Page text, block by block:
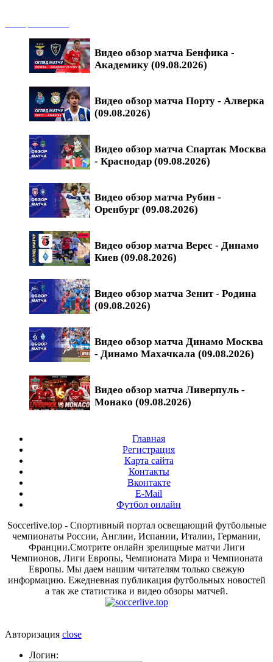
Видео обзор матча Бенфика -
Академику (09.08.2026)
Видео обзор матча Порту - Алверка
(09.08.2026)
Видео обзор матча Спартак Москва
- Краснодар (09.08.2026)
Видео обзор матча Рубин -
Оренбург (09.08.2026)
Видео обзор матча Верес - Динамо
Киев (09.08.2026)
Видео обзор матча Зенит - Родина
(09.08.2026)
Видео обзор матча Динамо Москва
- Динамо Махачкала (09.08.2026)
Видео обзор матча Ливерпуль -
Монако (09.08.2026)
Главная
Регистрация
Карта сайта
Контакты
Вконтакте
E-Mail
Футбол онлайн
Soccerlive.top - Спортивный портал освещающий футбольные
чемпионаты России, Англии, Испании, Италии, Германии,
Франции.Смотрите онлайн зрелищные матчи Лиги
Чемпионов, Лиги Европы, Чемпионата Мира и Чемпионата
Европы. Мы даем нашим читателям только свежую
информацию. Ежедневная публикация футбольных новостей
а так же статистика и видео обзоры матчей.
Авторизация close
Логин: